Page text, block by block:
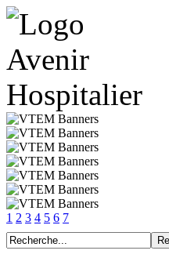
1 2 3 4 5 6 7